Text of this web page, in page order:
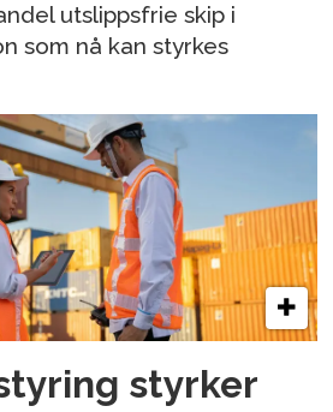
utslippsfrie skip i
som nå kan styrkes
styrker